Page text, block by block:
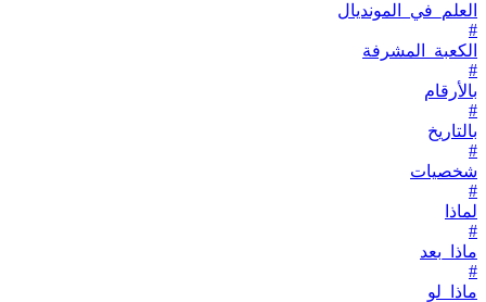
العلم_في_المونديال
#
الكعبة_المشرفة
#
بالأرقام
#
بالتاريخ
#
شخصيات
#
لماذا
#
ماذا_بعد
#
ماذا_لو